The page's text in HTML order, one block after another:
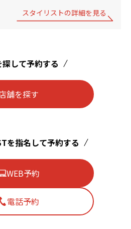
スタイリストの詳細を見る
探して予約する
舗を探す
を指名して予約する
WEB予約
電話予約